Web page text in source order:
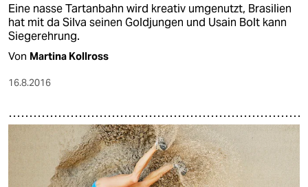
Eine nasse Tartanbahn wird kreativ umgenutzt, Brasilien
hat mit da Silva seinen Goldjungen und Usain Bolt kann
Siegerehrung.
Von Martina Kollross
16.8.2016